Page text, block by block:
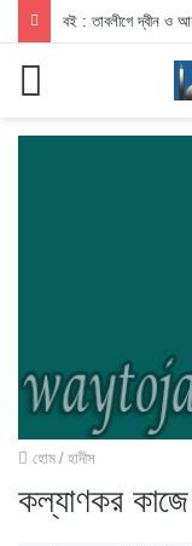
ডাকাতদের বিরুদ্ধে লড়াই
হোম / হাদীস
কল্যাণকর কাজে